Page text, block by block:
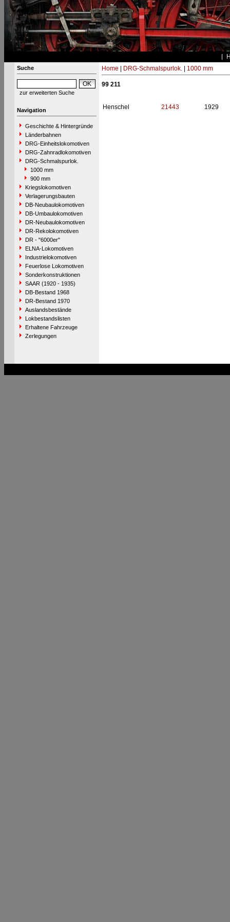
Suche
zur erweiterten Suche
Navigation
Geschichte & Hintergründe
Länderbahnen
DRG-Einheitslokomotiven
DRG-Zahnradlokomotiven
DRG-Schmalspurlok.
1000 mm
900 mm
Kriegslokomotiven
Verlagerungsbauten
DB-Neubaulokomotiven
DB-Umbaulokomotiven
DR-Neubaulokomotiven
DR-Rekolokomotiven
DR - "6000er"
ELNA-Lokomotiven
Industrielokomotiven
Feuerlose Lokomotiven
Sonderkonstruktionen
SAAR (1920 - 1935)
DB-Bestand 1968
DR-Bestand 1970
Auslandsbestände
Lokbestandslisten
Erhaltene Fahrzeuge
Zerlegungen
Home DRG-Schmalspurlok.| 1000 mm
99 211
Henschel 21443 1929